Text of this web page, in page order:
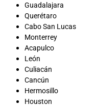
Guadalajara
Querétaro
Cabo San Lucas
Monterrey
Acapulco
León
Culiacán
Cancún
Hermosillo
Houston